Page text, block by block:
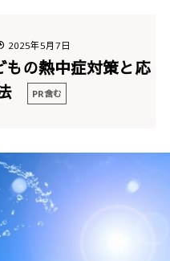
2025年5月7日
もの熱中症対策と応
PR含む